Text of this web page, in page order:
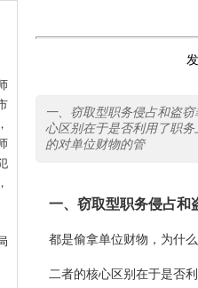
一、窃取型职务侵占和盗
心区别在于是否利用了职
的对单位财物的管
一、窃取型职务侵占和
都是偷拿单位财物，为什
二者的核心区别在于是否